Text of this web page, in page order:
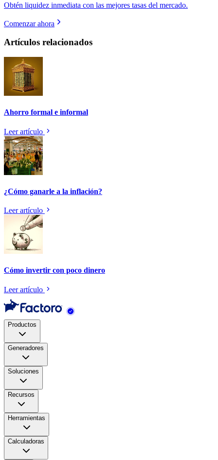
Obtén liquidez inmediata con las mejores tasas del mercado.
Comenzar ahora
Artículos relacionados
Ahorro formal e informal
Leer artículo
¿Cómo ganarle a la inflación?
Leer artículo
Cómo invertir con poco dinero
Leer artículo
Productos
Generadores
Soluciones
Recursos
Herramientas
Calculadoras